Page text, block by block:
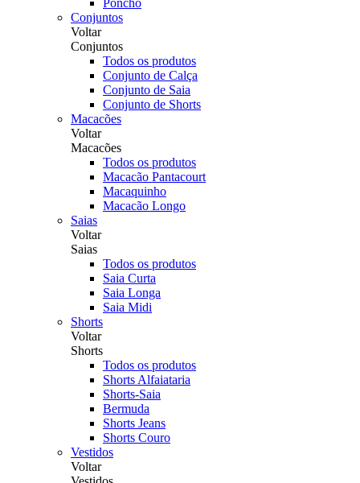
Poncho
Conjuntos
Voltar
Conjuntos
Todos os produtos
Conjunto de Calça
Conjunto de Saia
Conjunto de Shorts
Macacões
Voltar
Macacões
Todos os produtos
Macacão Pantacourt
Macaquinho
Macacão Longo
Saias
Voltar
Saias
Todos os produtos
Saia Curta
Saia Longa
Saia Midi
Shorts
Voltar
Shorts
Todos os produtos
Shorts Alfaiataria
Shorts-Saia
Bermuda
Shorts Jeans
Shorts Couro
Vestidos
Voltar